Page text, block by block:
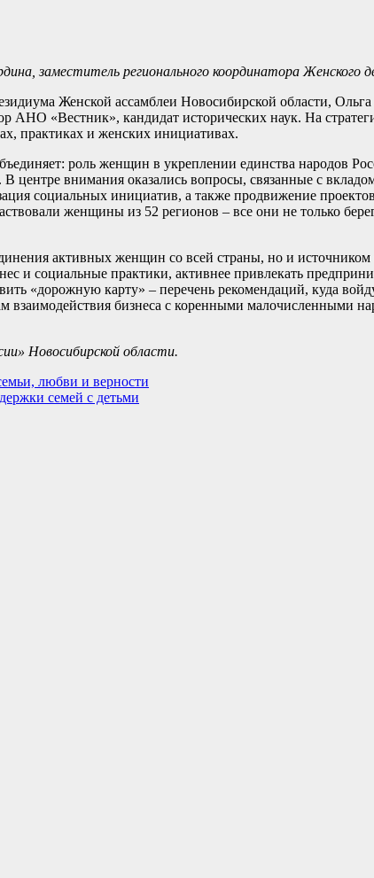
заместитель регионального координатора Женского
Женской ассамблеи Новосибирской области, Ольга
АНО «Вестник», кандидат исторических наук. На
практиках и женских инициативах.
роль женщин в укреплении единства народов
внимания оказались вопросы, связанные с
социальных инициатив, а также продвижение
женщины из 52 регионов – все они не только
активных женщин со всей страны, но и
и социальные практики, активнее привлекать
«дорожную карту» – перечень рекомендаций, куда
бизнеса с коренными малочисленными
Новосибирской области.
любви и верности
семей с детьми